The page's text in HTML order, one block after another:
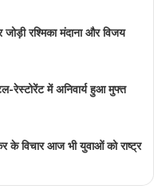
रश्मिका मंदाना और विजय
रेस्टोरेंट में अनिवार्य हुआ मुफ्त
के विचार आज भी युवाओं को राष्ट्र